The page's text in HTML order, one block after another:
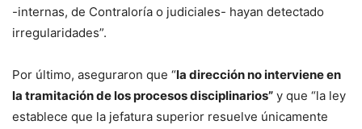
-internas, de Contraloría o judiciales- hayan detectado
irregularidades”.
Por último, aseguraron que “la dirección no interviene en
la tramitación de los procesos disciplinarios” y que “la ley
establece que la jefatura superior resuelve únicamente